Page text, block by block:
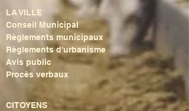
LA VILLE
Conseil Municipal
Règlements municipaux
Règlements d'urbanisme
Avis public
Procès verbaux
CITOYENS